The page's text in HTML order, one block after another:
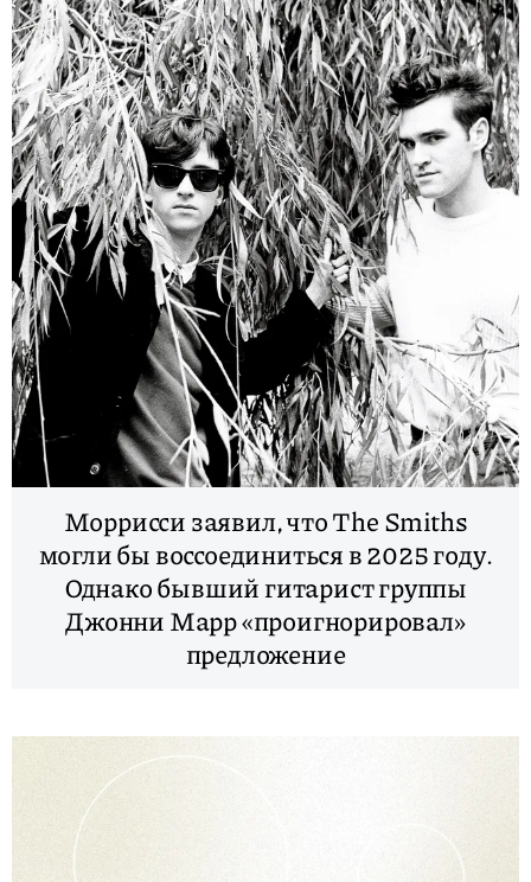
Моррисси заявил, что The Smiths
могли бы воссоединиться в 2025 году.
Однако бывший гитарист группы
Джонни Марр «проигнорировал»
предложение